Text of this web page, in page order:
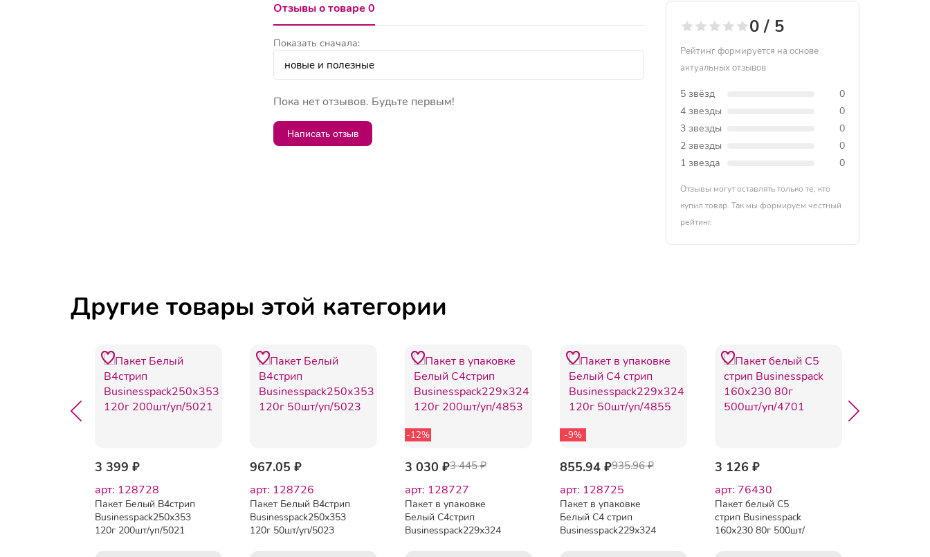
Отзывы о товаре 0
Показать сначала:
Пока нет отзывов. Будьте первым!
Написать отзыв
0 / 5
Рейтинг формируется на основе
актуальных отзывов
5 звёзд
0
4 звезды
0
3 звезды
0
2 звезды
0
1 звезда
0
Отзывы могут оставлять только те, кто
купил товар. Так мы формируем честный
рейтинг.
Другие товары этой категории
3 399 ₽
арт: 128728
Пакет Белый B4стрип
Businesspack250х353
120г 200шт/уп/5021
967.05 ₽
арт: 128726
Пакет Белый B4стрип
Businesspack250х353
120г 50шт/уп/5023
-12%
3 030 ₽3 445 ₽
арт: 128727
Пакет в упаковке
Белый С4стрип
Businesspack229х324
-9%
855.94 ₽935.96 ₽
арт: 128725
Пакет в упаковке
Белый С4 стрип
Businesspack229х324
3 126 ₽
арт: 76430
Пакет белый С5
стрип Businesspack
160х230 80г 500шт/